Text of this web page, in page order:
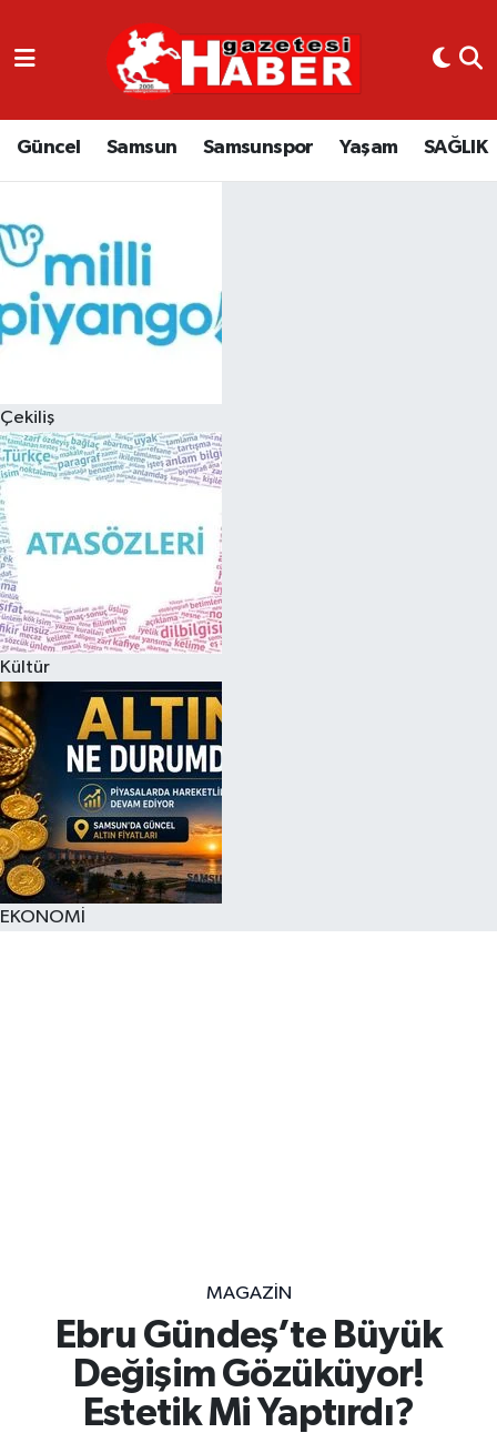
Güncel Samsun Samsunspor Yaşam SAĞLIK
Çekiliş
Kültür
EKONOMİ
MAGAZİN
Ebru Gündeş’te Büyük
Değişim Gözüküyor!
Estetik Mi Yaptırdı?
GÜNCEL
SAMSUN
EKONOMİ
YAŞAM